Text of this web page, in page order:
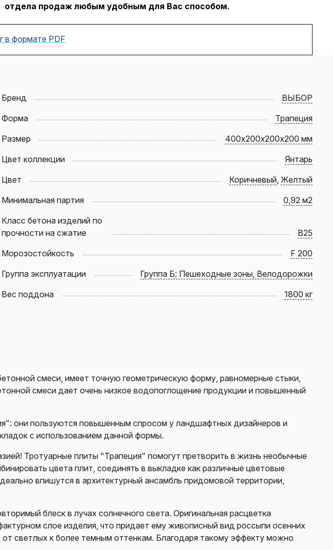
отдела продаж любым удобным для Вас способом.
в формате PDF
Бренд
ВЫБОР
Форма
Трапеция
Размер
400х200х200х200 мм
Цвет коллекции
Янтарь
Цвет Коричневый Желтый
Минимальная партия 0,92 м2
Класс бетона изделий по
прочности на сжатие
B25
Морозостойкость
F 200
Группа эксплуатации
Группа Б: Пешеходные зоны, Велодорожки
Вес поддона
1800 кг
смеси, имеет точную геометрическую форму, равномерные стыки,
смеси дает очень низкое водопоглощение продукции и повышенный
они пользуются повышенным спросом у ландшафтных дизайнеров и
с использованием данной формы.
Тротуарные плиты "Трапеция" помогут претворить в жизнь необычные
цвета плит, соединять в выкладке как различные цветовые
впишутся в архитектурный ансамбль придомовой территории,
блеск в лучах солнечного света. Оригинальная расцветка
слое изделия, что придает ему живописный вид россыпи осенних
светлых к более темным оттенкам. Благодаря такому эффекту можно